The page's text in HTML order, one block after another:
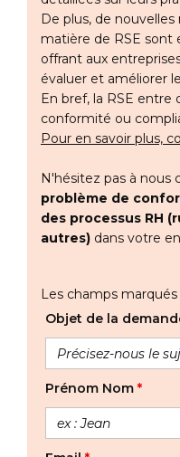
De plus, de
matière de RSE sont
offrant aux
évaluer et améliorer
En bref, la RSE entre
conformité ou
Pour en savoir plus,
N'hésitez pas à
problème de
des processus RH
autres) dans votre
Les champs marqués
Objet de la
Prénom Nom *